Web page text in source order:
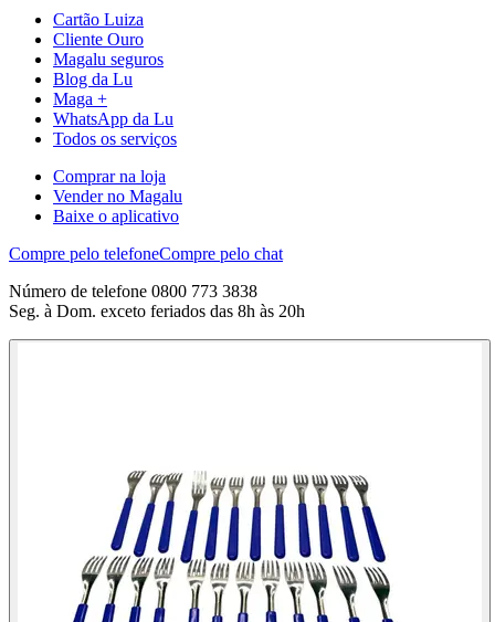
Cartão Luiza
Cliente Ouro
Magalu seguros
Blog da Lu
Maga +
WhatsApp da Lu
Todos os serviços
Comprar na loja
Vender no Magalu
Baixe o aplicativo
Compre pelo telefoneCompre pelo chat
Número de telefone 0800 773 3838
Seg. à Dom. exceto feriados das 8h às 20h